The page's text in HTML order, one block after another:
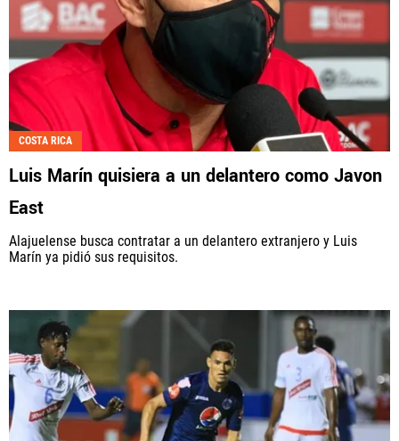
COSTA RICA
Luis Marín quisiera a un delantero como Javon
East
Alajuelense busca contratar a un delantero extranjero y Luis
Marín ya pidió sus requisitos.